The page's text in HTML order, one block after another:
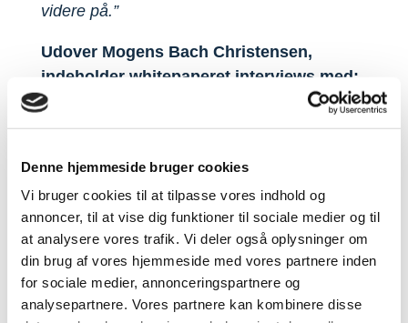
Denne hjemmeside bruger cookies
Vi bruger cookies til at tilpasse vores indhold og
annoncer, til at vise dig funktioner til sociale medier og til
at analysere vores trafik. Vi deler også oplysninger om
din brug af vores hjemmeside med vores partnere inden
for sociale medier, annonceringspartnere og
analysepartnere. Vores partnere kan kombinere disse
videre på.”
Udover Mogens Bach Christensen,
indeholder whitepaperet interviews med:
Mads Pedersen fra Nordic Greens,
Kim Birkerød fra S. Guldfeldt Nielsen
Erik Sandberg fra Orifarm
Læs hele interviewet i whitepaperet fra